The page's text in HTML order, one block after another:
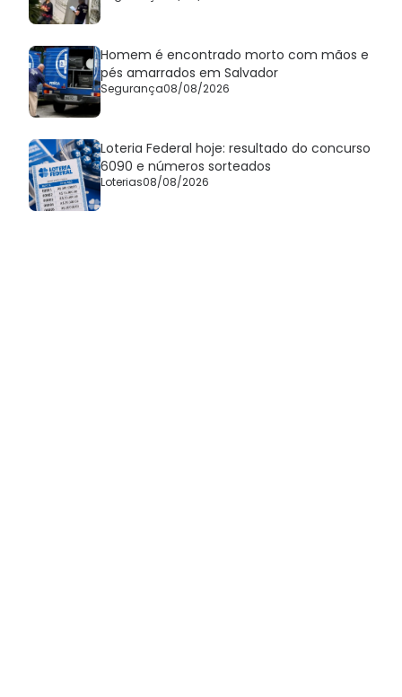
Homem é encontrado morto com mãos e
pés amarrados em Salvador
Segurança08/08/2026
Loteria Federal hoje: resultado do concurso
6090 e números sorteados
Loterias08/08/2026